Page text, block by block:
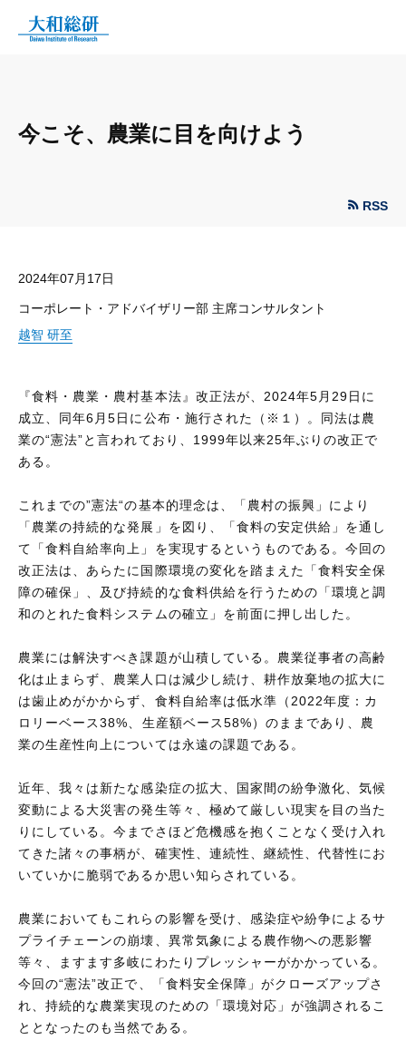
今こそ、農業に目を向けよう
RSS
2024年07月17日
コーポレート・アドバイザリー部 主席コンサルタント
越智 研至
『食料・農業・農村基本法』改正法が、2024年5月29日に
成立、同年6月5日に公布・施行された（※１）。同法は農
業の“憲法”と言われており、1999年以来25年ぶりの改正で
ある。
これまでの”憲法“の基本的理念は、「農村の振興」により
「農業の持続的な発展」を図り、「食料の安定供給」を通し
て「食料自給率向上」を実現するというものである。今回の
改正法は、あらたに国際環境の変化を踏まえた「食料安全保
障の確保」、及び持続的な食料供給を行うための「環境と調
和のとれた食料システムの確立」を前面に押し出した。
農業には解決すべき課題が山積している。農業従事者の高齢
化は止まらず、農業人口は減少し続け、耕作放棄地の拡大に
は歯止めがかからず、食料自給率は低水準（2022年度：カ
ロリーベース38%、生産額ベース58%）のままであり、農
業の生産性向上については永遠の課題である。
近年、我々は新たな感染症の拡大、国家間の紛争激化、気候
変動による大災害の発生等々、極めて厳しい現実を目の当た
りにしている。今までさほど危機感を抱くことなく受け入れ
てきた諸々の事柄が、確実性、連続性、継続性、代替性にお
いていかに脆弱であるか思い知らされている。
農業においてもこれらの影響を受け、感染症や紛争によるサ
プライチェーンの崩壊、異常気象による農作物への悪影響
等々、ますます多岐にわたりプレッシャーがかかっている。
今回の“憲法”改正で、「食料安全保障」がクローズアップさ
れ、持続的な農業実現のための「環境対応」が強調されるこ
ととなったのも当然である。